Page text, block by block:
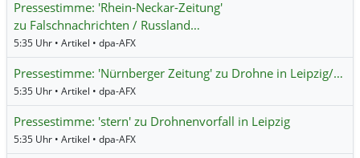
Pressestimme: 'Rhein-Neckar-Zeitung'
zu Falschnachrichten / Russland…
5:35 Uhr • Artikel • dpa-AFX
Pressestimme: 'Nürnberger Zeitung' zu Drohne in Leipzig/…
5:35 Uhr • Artikel • dpa-AFX
Pressestimme: 'stern' zu Drohnenvorfall in Leipzig
5:35 Uhr • Artikel • dpa-AFX